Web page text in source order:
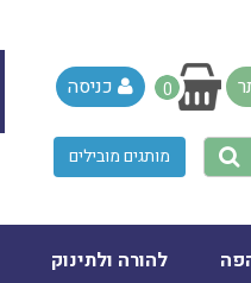
0 כניסה
מותגים מובילים
להורה ולתינוק